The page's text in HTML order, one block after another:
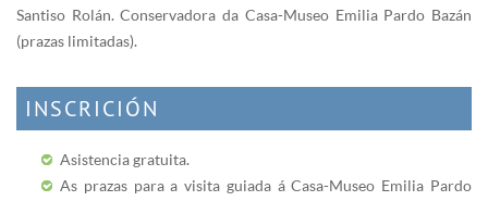
Santiso Rolán. Conservadora da Casa-Museo Emilia Pardo Bazán
(prazas limitadas).
INSCRICIÓN
Asistencia gratuita.
As prazas para a visita guiada á Casa-Museo Emilia Pardo